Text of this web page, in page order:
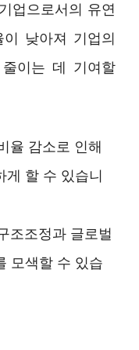
업으로서의 유연
낮아져 기업의
이는 데 기여할
율 감소로 인해
게 할 수 있습니
조조정과 글로벌
모색할 수 있습